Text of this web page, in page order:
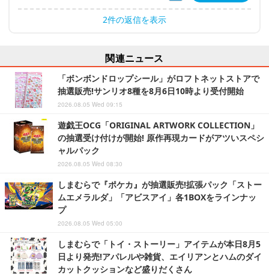
2件の返信を表示
関連ニュース
「ボンボンドロップシール」がロフトネットストアで
抽選販売!サンリオ8種を8月6日10時より受付開始
2026.08.05 Wed 09:15
遊戯王OCG「ORIGINAL ARTWORK COLLECTION」
の抽選受け付けが開始! 原作再現カードがアツいスペシ
ャルパック
2026.08.05 Wed 08:30
しまむらで『ポケカ』が抽選販売!拡張パック「ストー
ムエメラルダ」「アビスアイ」各1BOXをラインナッ
プ
2026.08.05 Wed 05:00
しまむらで「トイ・ストーリー」アイテムが本日8月5
日より発売!アパレルや雑貨、エイリアンとハムのダイ
カットクッションなど盛りだくさん